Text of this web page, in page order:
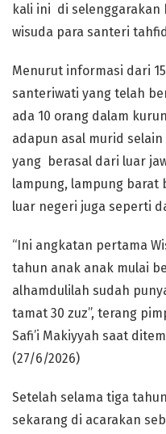
kali ini di selenggarakan
wisuda para santeri
Menurut informasi dari
santeriwati yang telah
ada 10 orang dalam
adapun asal murid
yang berasal dari luar
lampung, lampung barat
luar negeri juga seperti
“Ini angkatan pertama
tahun anak anak mulai
alhamdulilah sudah
tamat 30 zuz”, terang
Safi’i Makiyyah saat
(27/6/2026)
Setelah selama tiga
sekarang di acarakan